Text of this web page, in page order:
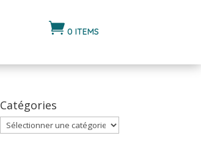
 0 ITEMS
Catégories
Catégories